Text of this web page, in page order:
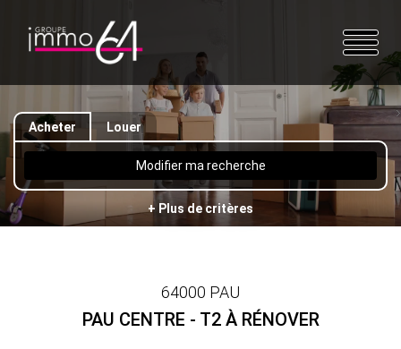
Acheter Louer
Modifier ma recherche
+ Plus de critères
64000 PAU
PAU CENTRE - T2 À RÉNOVER